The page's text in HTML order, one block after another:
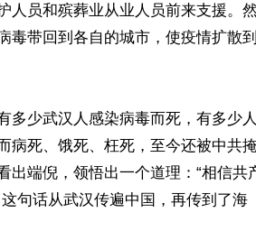
人员和殡葬业从业人员前来支援。
毒带回到各自的城市，使疫情扩散
多少武汉人感染病毒而死，有多少
病死、饿死、枉死，至今还被中共
出端倪，领悟出一个道理：“相信共
句话从武汉传遍中国，再传到了海